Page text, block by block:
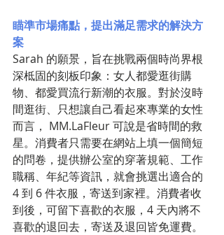
瞄準市場痛點，提出滿足需求的解決方
案
Sarah 的願景，旨在挑戰兩個時尚界根
深柢固的刻板印象：女人都愛逛街購
物、都愛買流行新潮的衣服。對於沒時
間逛街、只想讓自己看起來專業的女性
而言， MM.LaFleur 可說是省時間的救
星。消費者只需要在網站上填一個簡短
的問卷，提供辦公室的穿著規範、工作
職稱、年紀等資訊，就會挑選出適合的
4 到 6 件衣服，寄送到家裡。消費者收
到後，可留下喜歡的衣服，4 天內將不
喜歡的退回去，寄送及退回皆免運費。